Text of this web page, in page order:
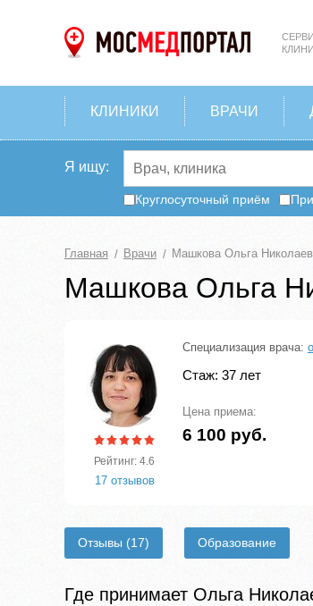
КЛИНИКИ ВРАЧИ
Я ищу:
Круглосуточный приём
Главная Врачи Машкова Ольга
Машкова Ольга
Рейтинг: 4.6
17 отзывов
Специализация врача:
Стаж: 37 лет
Цена приема:
6 100 руб.
Отзывы (17) Образование
Где принимает Ольга